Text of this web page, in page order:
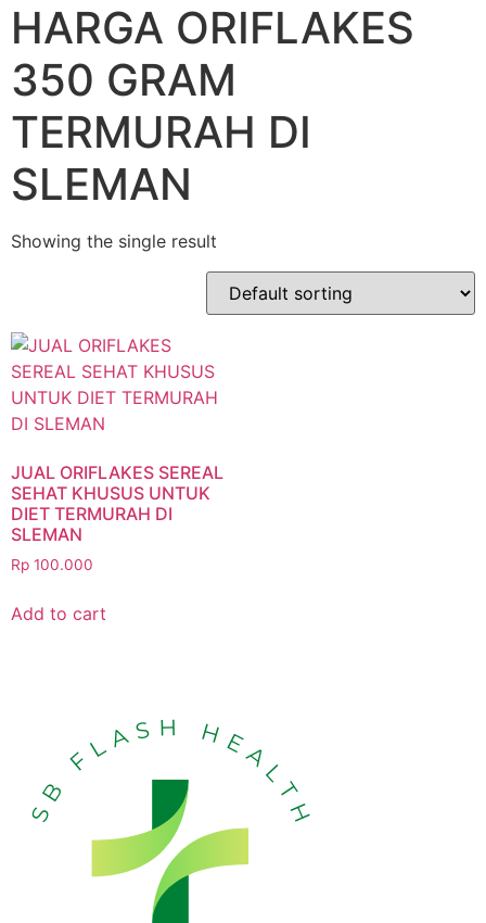
HARGA ORIFLAKES
350 GRAM
TERMURAH DI
SLEMAN
Showing the single result
JUAL ORIFLAKES SEREAL
SEHAT KHUSUS UNTUK
DIET TERMURAH DI
SLEMAN
Rp 100.000
Add to cart